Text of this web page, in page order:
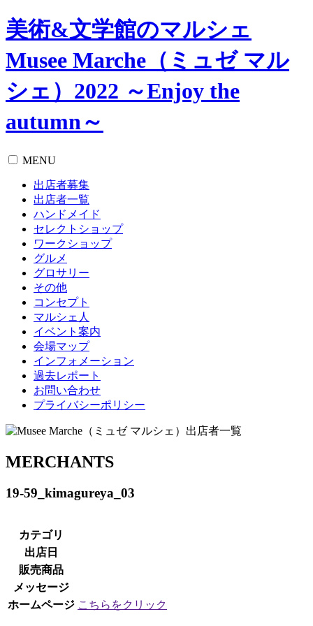
美術&文学館のマルシェ
Musee Marche（ミュゼ マル
シェ）2022 ～Enjoy the
autumn～
MENU
出店者募集
出店者一覧
ハンドメイド
セレクトショップ
ワークショップ
グルメ
グロサリー
その他
コンセプト
マルシェ人
イベント案内
会場マップ
インフォメーション
過去レポート
お問い合わせ
プライバシーポリシー
MERCHANTS
19-59_kimagureya_03
カテゴリ
出店日
販売商品
メッセージ
ホームページ こちらをクリック